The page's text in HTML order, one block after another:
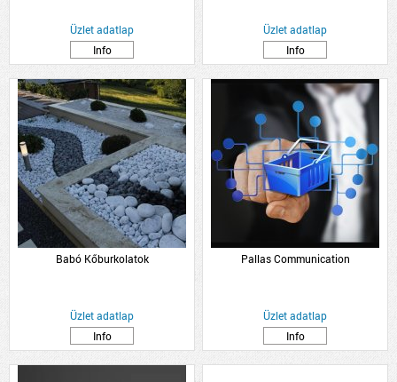
Üzlet adatlap
Info
Üzlet adatlap
Info
Babó Kőburkolatok
Üzlet adatlap
Info
Pallas Communication
Üzlet adatlap
Info